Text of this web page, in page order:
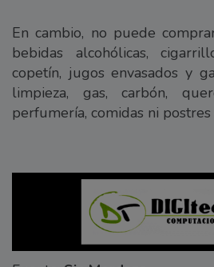
En cambio, no puede
bebidas alcohólicas,
copetín, jugos envasados y
limpieza, gas, carbón,
perfumería, comidas ni